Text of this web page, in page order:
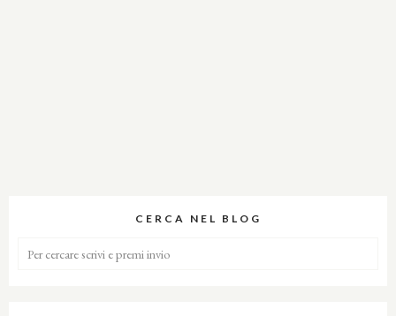
CERCA NEL BLOG